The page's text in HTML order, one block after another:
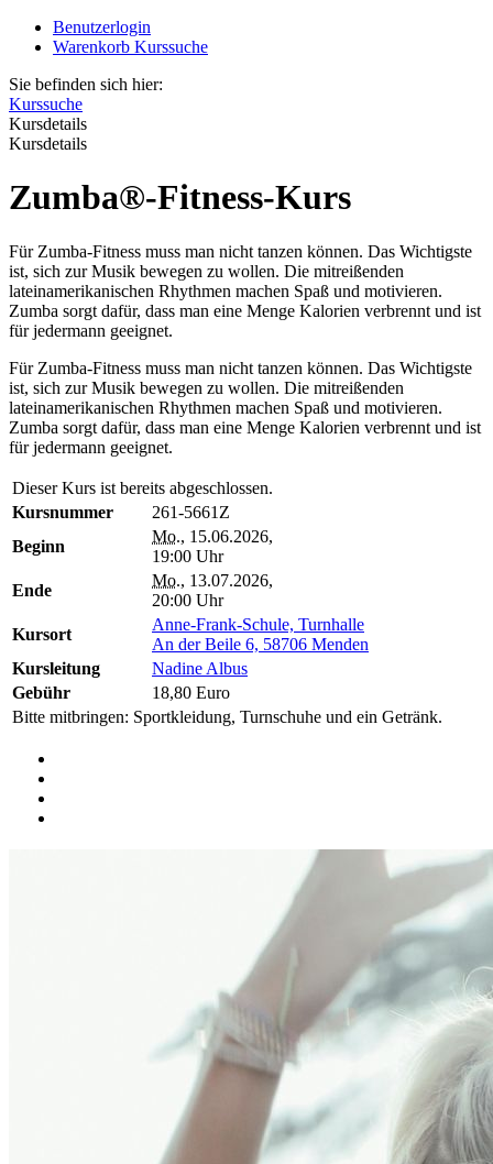
Benutzerlogin
Warenkorb Kurssuche
Sie befinden sich hier:
Kurssuche
Kursdetails
Kursdetails
Zumba®-Fitness-Kurs
Für Zumba-Fitness muss man nicht tanzen können. Das Wichtigste
ist, sich zur Musik bewegen zu wollen. Die mitreißenden
lateinamerikanischen Rhythmen machen Spaß und motivieren.
Zumba sorgt dafür, dass man eine Menge Kalorien verbrennt und ist
für jedermann geeignet.
Für Zumba-Fitness muss man nicht tanzen können. Das Wichtigste
ist, sich zur Musik bewegen zu wollen. Die mitreißenden
lateinamerikanischen Rhythmen machen Spaß und motivieren.
Zumba sorgt dafür, dass man eine Menge Kalorien verbrennt und ist
für jedermann geeignet.
Dieser Kurs ist bereits abgeschlossen.
Kursnummer
261-5661Z
Beginn
Mo., 15.06.2026,
19:00 Uhr
Ende
Mo., 13.07.2026,
20:00 Uhr
Kursort
Anne-Frank-Schule, Turnhalle
An der Beile 6, 58706 Menden
Kursleitung
Nadine Albus
Gebühr
18,80 Euro
Bitte mitbringen: Sportkleidung, Turnschuhe und ein Getränk.